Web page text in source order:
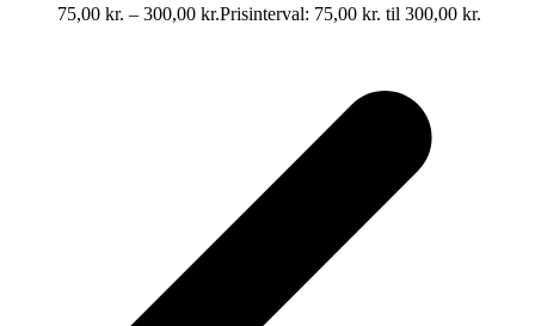
75,00 kr. – 300,00 kr.Prisinterval: 75,00 kr. til 300,00 kr.